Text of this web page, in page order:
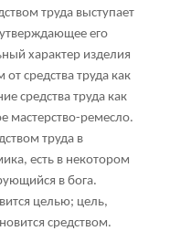
труда выступает
его
характер изделия
средства труда как
средства труда как
мастерство-ремесло.
труда в
есть в некотором
в бога.
целью; цель,
средством.